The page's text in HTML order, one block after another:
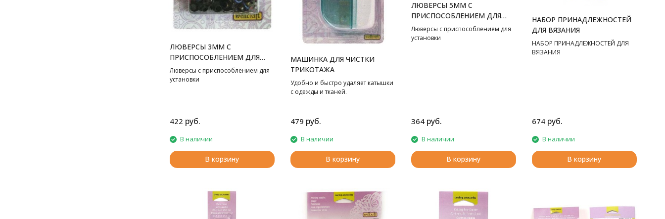
ЛЮВЕРСЫ 3ММ С
ПРИСПОСОБЛЕНИЕМ ДЛЯ
УСТАНОВКИ
Люверсы с приспособлением для
установки
422 руб.
В наличии
В корзину
МАШИНКА ДЛЯ ЧИСТКИ
ТРИКОТАЖА
Удобно и быстро удаляет катышки
с одежды и тканей.
479 руб.
В наличии
В корзину
ЛЮВЕРСЫ 5ММ С
ПРИСПОСОБЛЕНИЕМ ДЛЯ
УСТАНОВКИ
Люверсы с приспособлением для
установки
364 руб.
В наличии
В корзину
НАБОР ПРИНАДЛЕЖНОСТЕЙ
ДЛЯ ВЯЗАНИЯ
НАБОР ПРИНАДЛЕЖНОСТЕЙ ДЛЯ
ВЯЗАНИЯ
674 руб.
В наличии
В корзину